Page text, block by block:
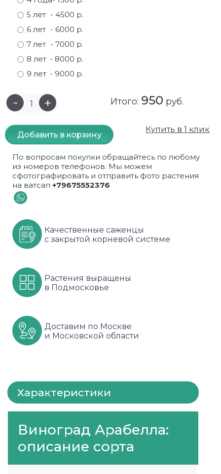
Самшит
Спирея
Шиповник декоративный красный
Шиповник декоративный, белый
Малиновое дерево
Облепиха высокорослая
Орех (Фундук)
Персики
Хурма
Шарафуга
Яблони
Кизил
Малина
Облепиха
Оптом
Рябина
Смородина
Черника
Мускусные
Парковые
Плетистые
Почвопокровные
Роза ругоза
Сиреневые
Флорибунда
Шрабы
Штамбовые
5 лет - 4500 р.
6 лет - 6000 р.
7 лет - 7000 р.
8 лет - 8000 р.
9 лет - 9000 р.
Итого: 950 руб.
Добавить в корзину
Купить в 1 клик
По вопросам покупки обращайтесь по любому
из номеров телефонов. Мы можем
сфотографировать и отправить фото растения
на ватсап +79675552376
Качественные саженцы
с закрытой корневой системе
Растения выращены
в Подмосковье
Доставим по Москве
и Московской области
Характеристики
Виноград Арабелла:
описание сорта